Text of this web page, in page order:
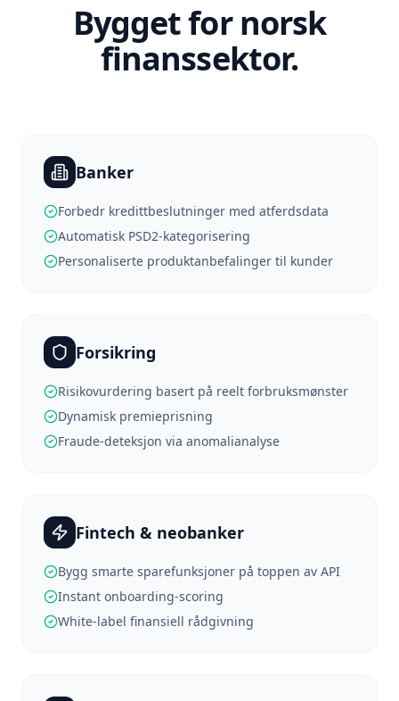
Bygget for norsk
finanssektor.
Banker
Forbedr kredittbeslutninger med atferdsdata
Automatisk PSD2-kategorisering
Personaliserte produktanbefalinger til kunder
Forsikring
Risikovurdering basert på reelt forbruksmønster
Dynamisk premieprisning
Fraude-deteksjon via anomalianalyse
Fintech & neobanker
Bygg smarte sparefunksjoner på toppen av API
Instant onboarding-scoring
White-label finansiell rådgivning